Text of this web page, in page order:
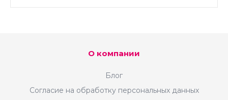
О компании
Блог
Согласие на обработку персональных данных